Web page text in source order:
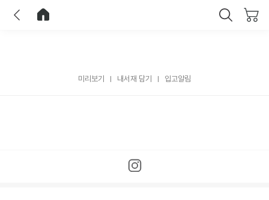
미리보기 내서재 담기 입고알림